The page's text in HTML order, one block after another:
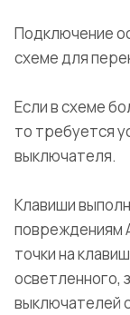
Подключение
схеме для
Если в схеме
то требуется
выключателя.
Клавиши
повреждениям
точки на
осветленного,
выключателей